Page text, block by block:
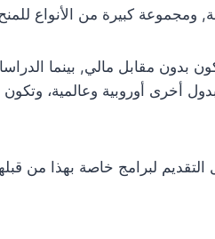
ومجموعة كبيرة من الأنواع
بدون مقابل مالي, بينما
أخرى أوروبية وعالمية، وتكون
التقديم لبرامج خاصة بهذا من